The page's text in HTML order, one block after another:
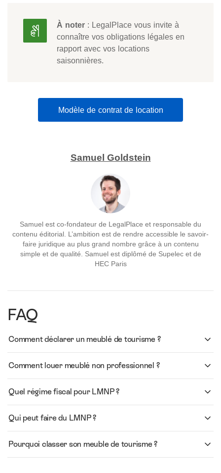
À noter : LegalPlace vous invite à
connaître vos obligations légales en
rapport avec vos locations
saisonnières.
Modèle de contrat de location
Samuel Goldstein
Samuel est co-fondateur de LegalPlace et responsable du
contenu éditorial. L’ambition est de rendre accessible le savoir-
faire juridique au plus grand nombre grâce à un contenu
simple et de qualité. Samuel est diplômé de Supelec et de
HEC Paris
FAQ
Comment déclarer un meublé de tourisme ?
Comment louer meublé non professionnel ?
Quel régime fiscal pour LMNP ?
Qui peut faire du LMNP ?
Pourquoi classer son meuble de tourisme ?